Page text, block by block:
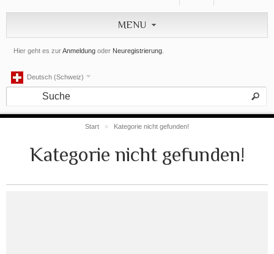
Hier geht es zurAnmeldung oder Neuregistrierung
MENU
Deutsch (Schweiz)
Start » Kategorie nicht gefunden!
Kategorie nicht gefunden!